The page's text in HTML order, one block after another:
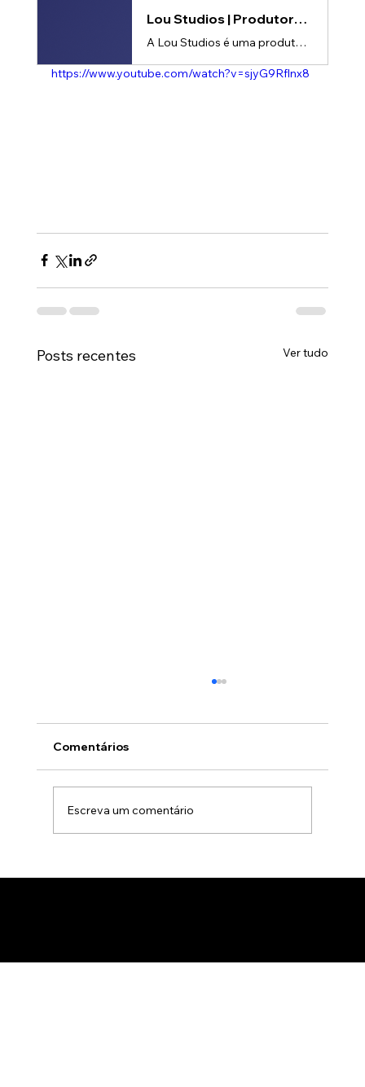
Lou Studios | Produtora de vídeos
A Lou Studios é uma produtora de vídeos, especializada em motion design, animação 2D e 3D. Temos o vídeo certo para suas redes sociais!
https://www.youtube.com/watch?v=sjyG9Rflnx8
Posts recentes Ver tudo
Comentários
Escreva um comentário